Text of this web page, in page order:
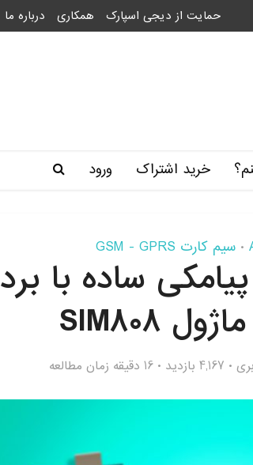
حمایت از دیجی اسپارک همکاری درباره ما
خرید اشتراک ورود
• سیم کارت GSM - GPRS
ساده با برد
4,167 بازدید 16 دقیقه زمان مطالعه